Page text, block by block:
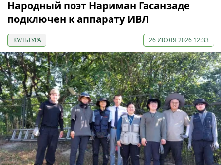
Народный поэт Нариман Гасанзаде
подключен к аппарату ИВЛ
КУЛЬТУРА 26 ИЮЛЯ 2026 12:33